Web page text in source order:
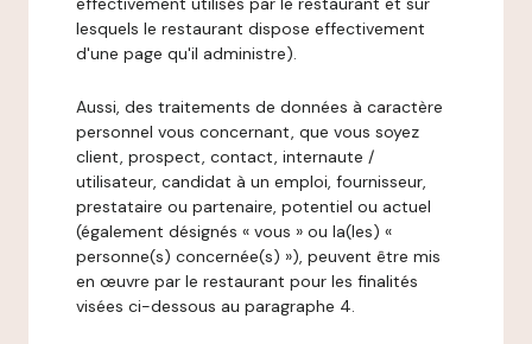
lesquels le restaurant dispose effectivement
d'une page qu'il administre).
Aussi, des traitements de données à caractère
personnel vous concernant, que vous soyez
client, prospect, contact, internaute /
utilisateur, candidat à un emploi, fournisseur,
prestataire ou partenaire, potentiel ou actuel
(également désignés « vous » ou la(les) «
personne(s) concernée(s) »), peuvent être mis
en œuvre par le restaurant pour les finalités
visées ci-dessous au paragraphe 4.